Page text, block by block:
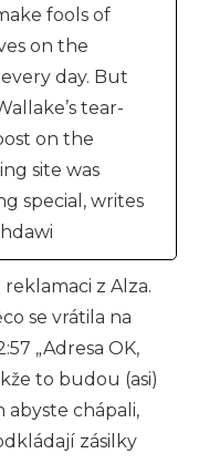
fools of
on the
day. But
tear-
on the
site was
special, writes
z Alza.
se vrátila na
„Adresa OK,
to budou (asi)
abyste chápali,
zásilky